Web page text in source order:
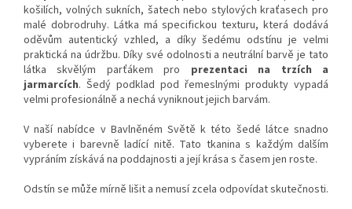
košilích, volných sukních, šatech nebo stylových kraťasech pro
malé dobrodruhy. Látka má specifickou texturu, která dodává
oděvům autentický vzhled, a díky šedému odstínu je velmi
praktická na údržbu. Díky své odolnosti a neutrální barvě je tato
látka skvělým parťákem pro prezentaci na trzích a
jarmarcích. Šedý podklad pod řemeslnými produkty vypadá
velmi profesionálně a nechá vyniknout jejich barvám.
V naší nabídce v Bavlněném Světě k této šedé látce snadno
vyberete i barevně ladící nitě. Tato tkanina s každým dalším
vypráním získává na poddajnosti a její krása s časem jen roste.
Odstín se může mírně lišit a nemusí zcela odpovídat skutečnosti.